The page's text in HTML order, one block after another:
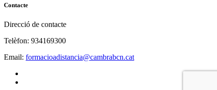
Contacte
Direcció de contacte
Telèfon: 934169300
Email: formacioadistancia@cambrabcn.cat